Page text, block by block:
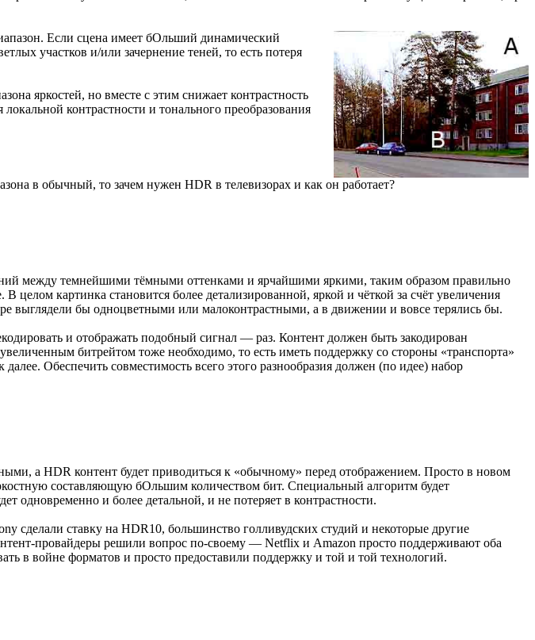
Если сцена имеет бОльший динамический
участков и/или зачернение теней, то есть потеря
яркостей, но вместе с этим снижает контрастность
контрастности и тонального преобразования
в обычный, то зачем нужен HDR в телевизорах и как он работает?
между темнейшими тёмными оттенками и ярчайшими яркими, таким образом правильно
целом картинка становится более детализированной, яркой и чёткой за счёт увеличения
выглядели бы одноцветными или малоконтрастными, а в движении и вовсе терялись бы.
и отображать подобный сигнал — раз. Контент должен быть закодирован
битрейтом тоже необходимо, то есть иметь поддержку со стороны «транспорта»
Обеспечить совместимость всего этого разнообразия должен (по идее) набор
а HDR контент будет приводиться к «обычному» перед отображением. Просто в новом
составляющую бОльшим количеством бит. Специальный алгоритм будет
одновременно и более детальной, и не потеряет в контрастности.
сделали ставку на HDR10, большинство голливудских студий и некоторые другие
провайдеры решили вопрос по-своему — Netflix и Amazon просто поддерживают оба
в войне форматов и просто предоставили поддержку и той и той технологий.